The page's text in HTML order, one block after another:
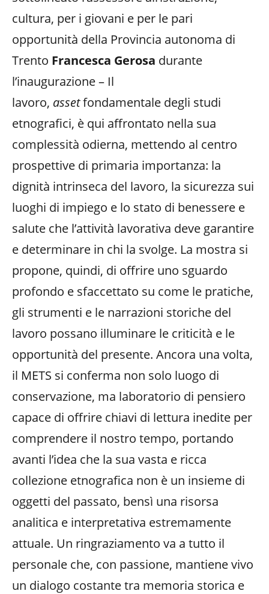
cultura, per i giovani e per le pari
opportunità della Provincia autonoma di
Trento Francesca Gerosa durante
l’inaugurazione – Il
lavoro, assetfondamentale degli studi
etnografici, è qui affrontato nella sua
complessità odierna, mettendo al centro
prospettive di primaria importanza: la
dignità intrinseca del lavoro, la sicurezza sui
luoghi di impiego e lo stato di benessere e
salute che l’attività lavorativa deve garantire
e determinare in chi la svolge. La mostra si
propone, quindi, di offrire uno sguardo
profondo e sfaccettato su come le pratiche,
gli strumenti e le narrazioni storiche del
lavoro possano illuminare le criticità e le
opportunità del presente. Ancora una volta,
il METS si conferma non solo luogo di
conservazione, ma laboratorio di pensiero
capace di offrire chiavi di lettura inedite per
comprendere il nostro tempo, portando
avanti l’idea che la sua vasta e ricca
collezione etnografica non è un insieme di
oggetti del passato, bensì una risorsa
analitica e interpretativa estremamente
attuale. Un ringraziamento va a tutto il
personale che, con passione, mantiene vivo
un dialogo costante tra memoria storica e